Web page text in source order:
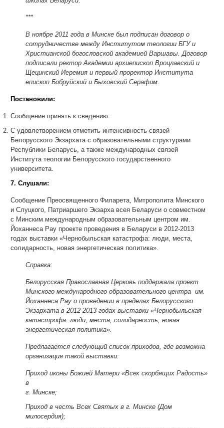
***
В ноябре 2011 года в Минске был подписан договор о
сотрудничестве между Институтом теологии БГУ и
Христианской богословской академией Варшавы. Договор
подписали ректор Академии архиепископ Вроцлавский и
Щецинский Иеремия и первый проректор Института
епископ Бобруйский и Быховский Серафим.
Постановили:
Сообщение принять к сведению.
С удовлетворением отметить интенсивность связей
Белорусского Экзархата с образовательными структурами
Республики Беларусь, а также международных связей
Института теологии Белорусского государственного
университета.
7. Слушали:
Сообщение Преосвященного Филарета, Митрополита Минского
и Слуцкого, Патриаршего Экзарха всея Беларуси о совместном
с Минским международным образовательным центром им.
Йоханнеса Рау проекте проведения в Беларуси в 2012-2013
годах выставки «Чернобыльская катастрофа: люди, места,
солидарность, новая энергетическая политика».
Справка:
Белорусская Православная Церковь поддержала проект
Минского международного образовательного центра им.
Йоханнеса Рау о проведении в пределах Белорусского
Экзархата в 2012-2013 годах выставки «Чернобыльская
катастрофа: люди, места, солидарность, новая
энергетическая политика».
Предлагается следующий список приходов, где возможна
организация такой выставки:
Приход иконы Божией Матери «Всех скорбящих Радость»
в
г. Минске;
Приход в честь Всех Святых в г. Минске (Дом
милосердия);